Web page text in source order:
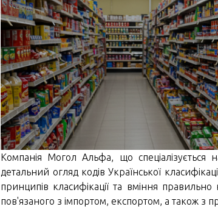
Компанія Могол Альфа, що спеціалізується
детальний огляд кодів Української
принципів класифікації та вміння
пов'язаного з імпортом, експортом, а також з